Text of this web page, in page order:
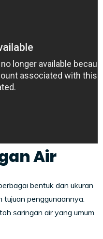
Air
bentuk dan ukuran
penggunaannya.
saringan air yang umum